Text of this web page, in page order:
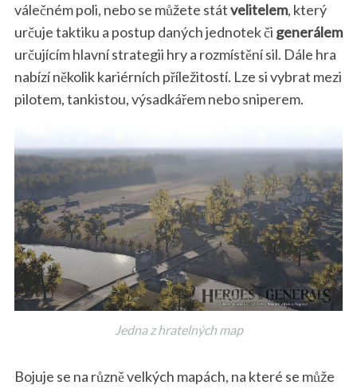
válečném poli, nebo se můžete státvelitelem, který
určuje taktiku a postup daných jednotek či generálem
určujícím hlavní strategii hry a rozmístění sil. Dále hra
nabízí několik kariérních příležitostí. Lze si vybrat mezi
pilotem, tankistou, výsadkářem nebo sniperem.
Jedna z hratelných map
Bojuje se na různě velkých mapách, na které se může